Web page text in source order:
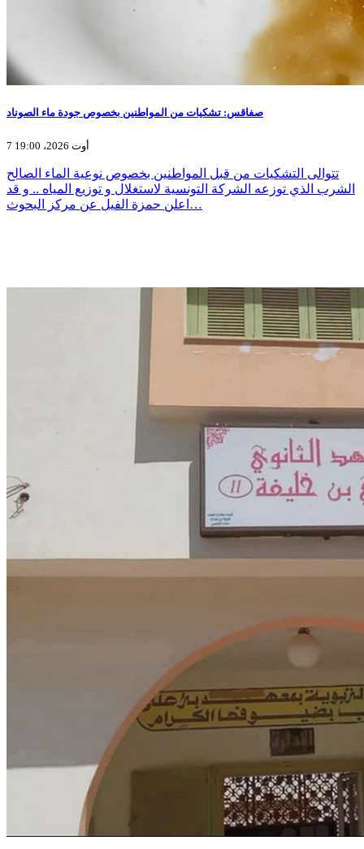
صفاقس: تشكيات من المواطنين بخصوص جودة ماء الصوناد
7 أوت 2026، 19:00
تتوالى التشكيات من قبل المواطنين بخصوص نوعية الماء الصالح
الشرب الذي توزعه الشركة التونسية لاستغلال و توزيع المياه .. و قد
اعلن حمزة الفيل عن مركز البحوث…